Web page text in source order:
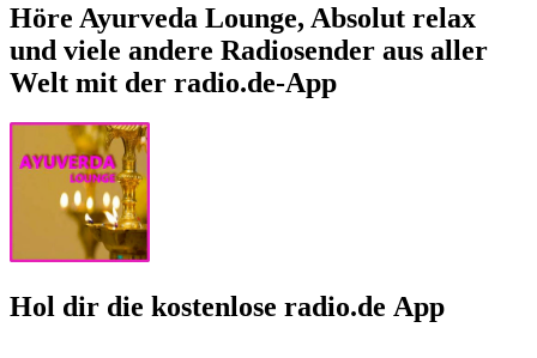
Höre Ayurveda Lounge, Absolut relax
und viele andere Radiosender aus aller
Welt mit der radio.de-App
Hol dir die kostenlose radio.de App